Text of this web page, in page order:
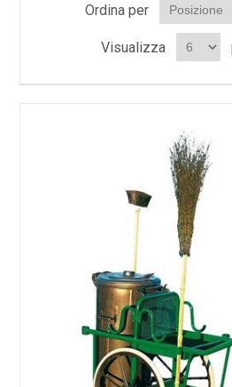
Ordina per
Visualizza